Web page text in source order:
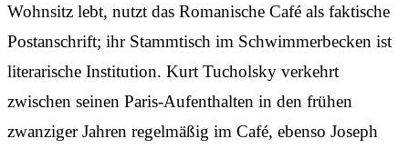
Wohnsitz lebt, nutzt das Romanische Café als faktische
Postanschrift; ihr Stammtisch im Schwimmerbecken ist
literarische Institution. Kurt Tucholsky verkehrt
zwischen seinen Paris-Aufenthalten in den frühen
zwanziger Jahren regelmäßig im Café, ebenso Joseph